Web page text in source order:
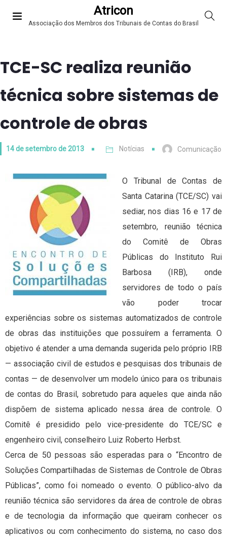
Atricon
Associação dos Membros dos Tribunais de Contas do Brasil
TCE-SC realiza reunião
técnica sobre sistemas de
controle de obras
14 de setembro de 2013 Notícias Comunicação
O Tribunal de Contas de
Santa Catarina (TCE/SC) vai
sediar, nos dias 16 e 17 de
setembro, reunião técnica
do Comitê de Obras
Públicas do Instituto Rui
Barbosa (IRB), onde
servidores de todo o país
vão poder trocar
experiências sobre os sistemas automatizados de controle
de obras das instituições que possuírem a ferramenta. O
objetivo é atender a uma demanda sugerida pelo próprio IRB
— associação civil de estudos e pesquisas dos tribunais de
contas — de desenvolver um modelo único para os tribunais
de contas do Brasil, sobretudo para aqueles que ainda não
dispõem de sistema aplicado nessa área de controle. O
Comitê é presidido pelo vice-presidente do TCE/SC e
engenheiro civil, conselheiro Luiz Roberto Herbst.
Cerca de 50 pessoas são esperadas para o “Encontro de
Soluções Compartilhadas de Sistemas de Controle de Obras
Públicas”, como foi nomeado o evento. O público-alvo da
reunião técnica são servidores da área de controle de obras
e de tecnologia da informação que queiram conhecer os
aplicativos ou com conhecimento do sistema, no caso dos